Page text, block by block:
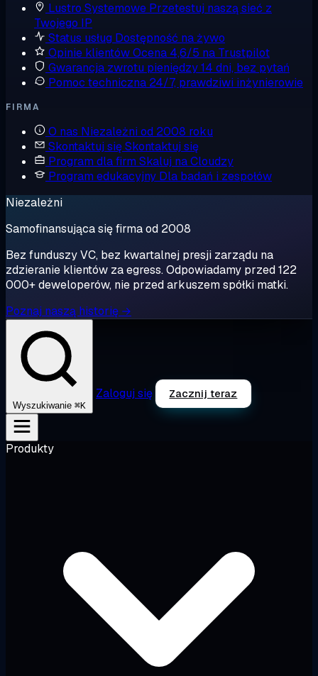
Lustro Systemowe Przetestuj naszą sieć z
Twojego IP
Status usług Dostępność na żywo
Opinie klientówOcena 4,6/5 na Trustpilot
Gwarancja zwrotu pieniędzy14 dni, bez pytań
Pomoc techniczna 24/7, prawdziwi inżynierowie
FIRMA
O nas Niezależni od 2008 roku
Skontaktuj sięSkontaktuj się
Program dla firm Skaluj na Cloudzy
Program edukacyjny Dla badań i zespołów
Niezależni
Samofinansująca się firma od 2008
Bez funduszy VC, bez kwartalnej presji zarządu na
zdzieranie klientów za egress. Odpowiadamy przed 122
000+ deweloperów, nie przed arkuszem spółki matki.
Poznaj naszą historię →
Wyszukiwanie ⌘K
Zaloguj się Zacznij teraz
Produkty